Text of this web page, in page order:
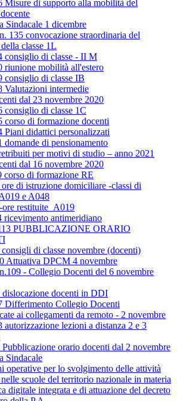
Misure di supporto alla mobilità del
Sindacale 1 dicembre
135 convocazione straordinaria del
classe 1L
consiglio di classe - II M
riunione mobilità all'estero
consiglio di classe IB
Valutazioni intermedie
dal 23 novembre 2020
consiglio di classe 1C
corso di formazione docenti
Piani didattici personalizzati
domande di pensionamento
per motivi di studio – anno 2021
dal 16 novembre 2020
corso di formazione RE
di istruzione domiciliare -classi di
e A048
ore restituite_A019
ricevimento antimeridiano
PUBBLICAZIONE ORARIO
di classe novembre (docenti)
Attuativa DPCM 4 novembre
- Collegio Docenti del 6 novembre
dislocazione docenti in DDI
Differimento Collegio Docenti
ai collegamenti da remoto - 2 novembre
autorizzazione lezioni a distanza 2 e 3
orario docenti dal 2 novembre
Sindacale
operative per lo svolgimento delle attività
scuole del territorio nazionale in materia
digitale integrata e di attuazione del decreto